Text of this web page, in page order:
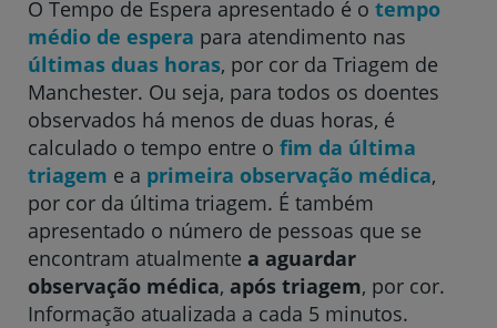
Hospital CUF Descobertas - Lisboa
Hospital CUF Faro
Clínica CUF Funchal
Clínica CUF Guia - AlgarveShopping
O Tempo de Espera apresentado é o tempo
médio de espera para atendimento nas
últimas duas horas, por cor da Triagem de
Manchester. Ou seja, para todos os doentes
observados há menos de duas horas, é
calculado o tempo entre o fim da última
triagem e a primeira observação médica,
por cor da última triagem. É também
apresentado o número de pessoas que se
encontram atualmente a aguardar
observação médica, após triagem, por cor.
Informação atualizada a cada 5 minutos.